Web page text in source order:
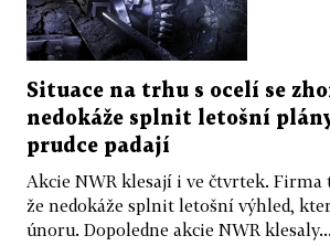
Situace na trhu s ocelí se
nedokáže splnit letošní
prudce padají
Akcie NWR klesají i ve čtvrtek.
že nedokáže splnit letošní výhled,
únoru. Dopoledne akcie NWR klesaly...